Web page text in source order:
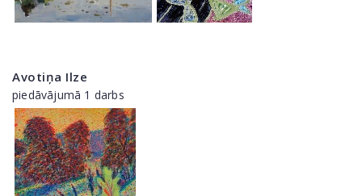
Avotiņa Ilze
piedāvājumā 1 darbs